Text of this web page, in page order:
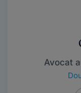
Avocat